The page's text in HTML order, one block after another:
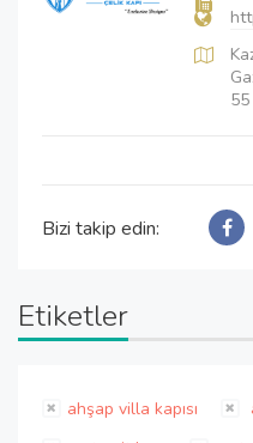
Bizi takip edin:
Etiketler
ahşap villa kapısı